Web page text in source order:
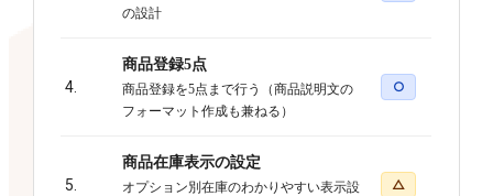
の設計
4.
商品登録5点
商品登録を5点まで行う（商品説明文の
フォーマット作成も兼ねる）
○
5.
商品在庫表示の設定
オプション別在庫のわかりやすい表示設
△